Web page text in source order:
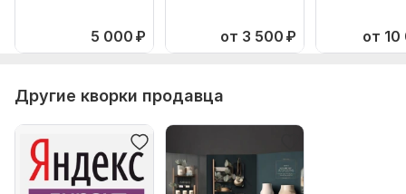
5 000 ₽ от 3 500 ₽ от
Другие кворки продавца